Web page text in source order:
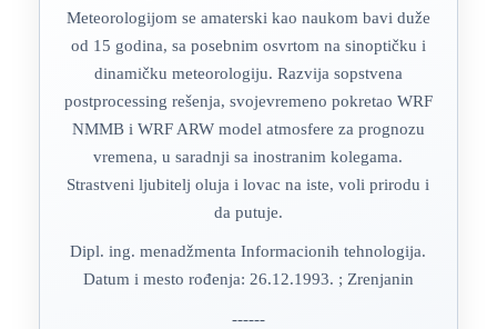
Meteorologijom se amaterski kao naukom bavi duže
od 15 godina, sa posebnim osvrtom na sinoptičku i
dinamičku meteorologiju. Razvija sopstvena
postprocessing rešenja, svojevremeno pokretao WRF
NMMB i WRF ARW model atmosfere za prognozu
vremena, u saradnji sa inostranim kolegama.
Strastveni ljubitelj oluja i lovac na iste, voli prirodu i
da putuje.
Dipl. ing. menadžmenta Informacionih tehnologija.
Datum i mesto rođenja: 26.12.1993. ; Zrenjanin
------